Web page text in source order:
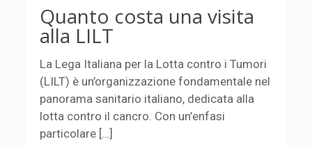
Quanto costa una visita
alla LILT
La Lega Italiana per la Lotta contro i Tumori
(LILT) è un’organizzazione fondamentale nel
panorama sanitario italiano, dedicata alla
lotta contro il cancro. Con un’enfasi
particolare […]